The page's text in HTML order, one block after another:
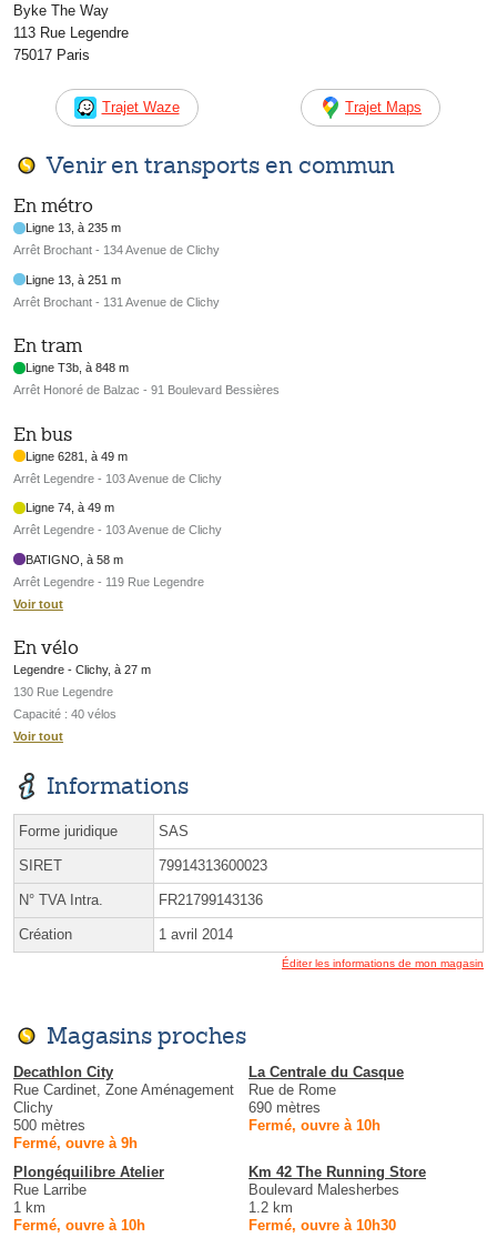
Byke The Way
113 Rue Legendre
75017 Paris
Trajet Waze Trajet Maps
Venir en transports en commun
En métro
Ligne 13, à 235 m
Arrêt Brochant - 134 Avenue de Clichy
Ligne 13, à 251 m
Arrêt Brochant - 131 Avenue de Clichy
En tram
Ligne T3b, à 848 m
Arrêt Honoré de Balzac - 91 Boulevard Bessières
En bus
Ligne 6281, à 49 m
Arrêt Legendre - 103 Avenue de Clichy
Ligne 74, à 49 m
Arrêt Legendre - 103 Avenue de Clichy
BATIGNO, à 58 m
Arrêt Legendre - 119 Rue Legendre
Voir tout
En vélo
Legendre - Clichy, à 27 m
130 Rue Legendre
Capacité : 40 vélos
Voir tout
Informations
Forme juridique SAS
SIRET 79914313600023
N° TVA Intra. FR21799143136
Création 1 avril 2014
Éditer les informations de mon magasin
Magasins proches
Decathlon City
Rue Cardinet, Zone Aménagement
Clichy
500 mètres
Fermé, ouvre à 9h
La Centrale du Casque
Rue de Rome
690 mètres
Fermé, ouvre à 10h
Plongéquilibre Atelier
Rue Larribe
1 km
Fermé, ouvre à 10h
Km 42 The Running Store
Boulevard Malesherbes
1.2 km
Fermé, ouvre à 10h30